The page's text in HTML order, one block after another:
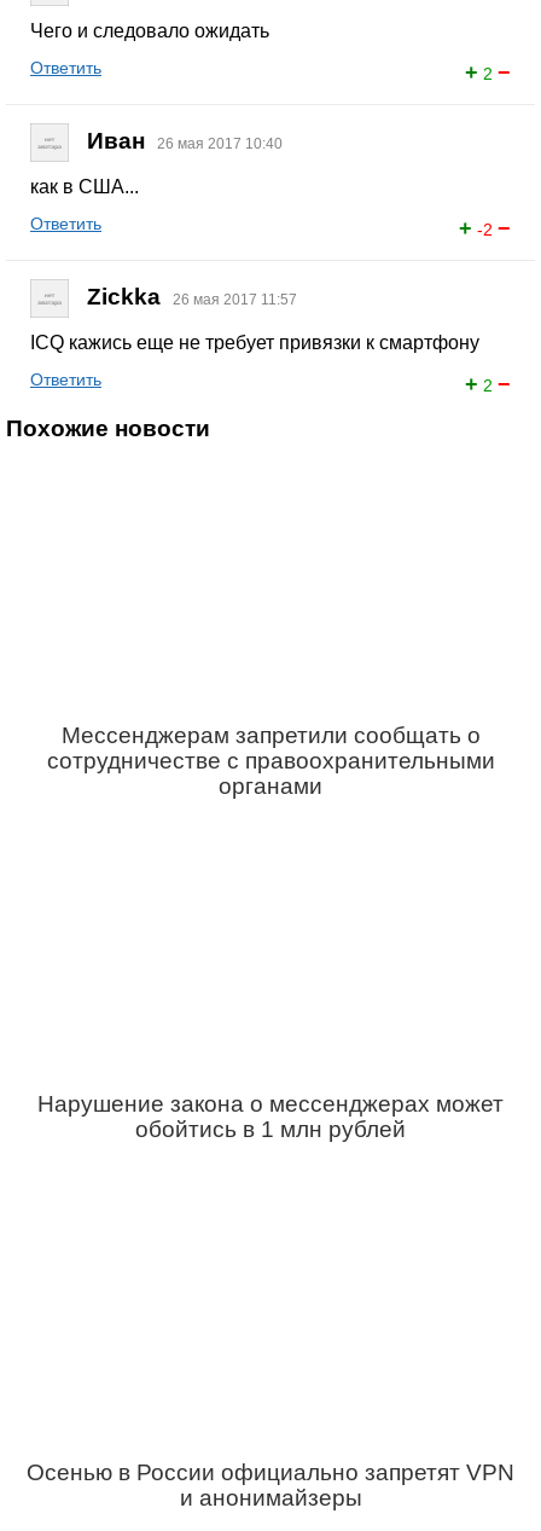
Чего и следовало ожидать
+ 2 −
Ответить
Иван 26 мая 2017 10:40
как в США...
+ -2 −
Ответить
Zickka 26 мая 2017 11:57
ICQ кажись еще не требует привязки к смартфону
+ 2 −
Ответить
Похожие новости
Мессенджерам запретили сообщать о
сотрудничестве с правоохранительными
органами
Нарушение закона о мессенджерах может
обойтись в 1 млн рублей
Осенью в России официально запретят VPN
и анонимайзеры